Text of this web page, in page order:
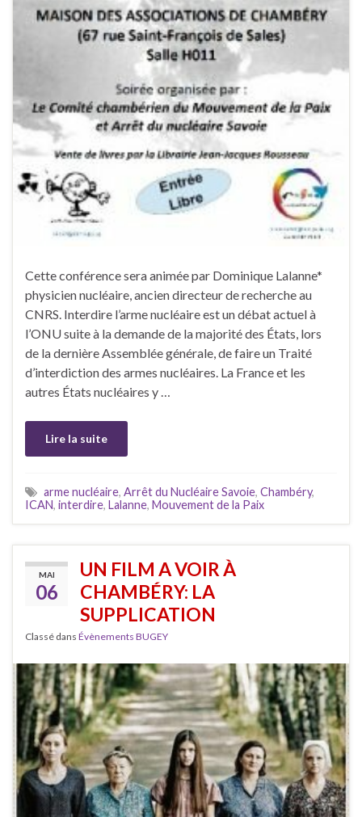
Cette conférence sera animée par Dominique Lalanne*
physicien nucléaire, ancien directeur de recherche au
CNRS. Interdire l’arme nucléaire est un débat actuel à
l’ONU suite à la demande de la majorité des États, lors
de la dernière Assemblée générale, de faire un Traité
d’interdiction des armes nucléaires. La France et les
autres États nucléaires y …
Lire la suite
arme nucléaire, Arrêt du Nucléaire Savoie, Chambéry,
ICAN, interdire, Lalanne, Mouvement de la Paix
MAI
06
UN FILM A VOIR À
CHAMBÉRY: LA
SUPPLICATION
Classé dans Évènements BUGEY